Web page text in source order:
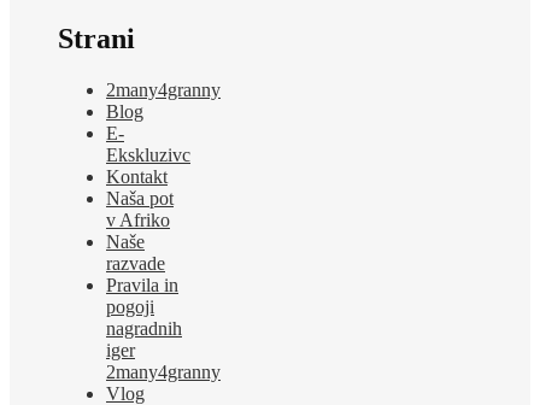
Strani
2many4granny
Blog
E-
Ekskluzivc
Kontakt
Naša pot
v Afriko
Naše
razvade
Pravila in
pogoji
nagradnih
iger
2many4granny
Vlog